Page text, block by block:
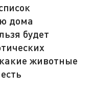
дома
будет
животные